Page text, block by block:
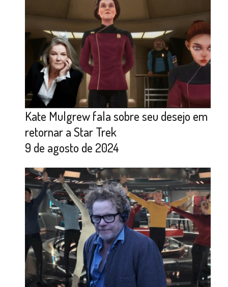
Kate Mulgrew fala sobre seu desejo em
retornar a Star Trek
9 de agosto de 2024